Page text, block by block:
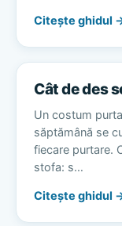
Citește ghidul
Cât de des
Un costum
săptămână se
fiecare purtare.
stofa: s…
Citește ghidul